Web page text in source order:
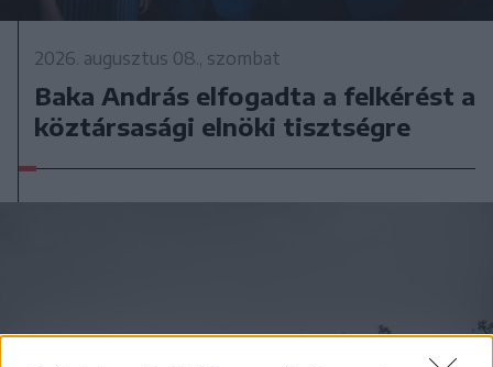
2026. augusztus 08., szombat
Baka András elfogadta a felkérést a
köztársasági elnöki tisztségre